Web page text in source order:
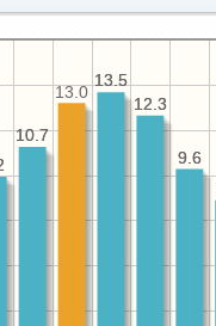
9.6
12.3
13.5
10.7
9.6
12.3
13.5
13.0
10.7